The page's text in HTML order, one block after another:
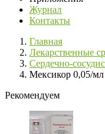
Журнал
Контакты
Главная
Лекарственные
Сердечно-
Мексикор 0,05/
Рекомендуем